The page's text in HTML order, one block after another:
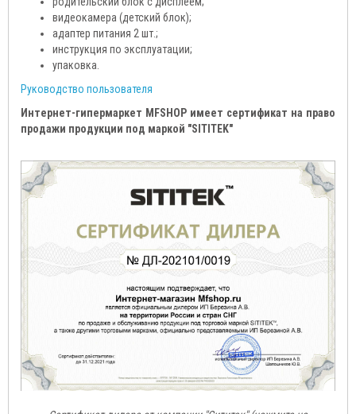
видеокамера (детский блок);
адаптер питания 2 шт.;
инструкция по эксплуатации;
упаковка.
Руководство пользователя
Интернет-гипермаркет MFSHOP имеет сертификат на право
продажи продукции под маркой "SITITEK"